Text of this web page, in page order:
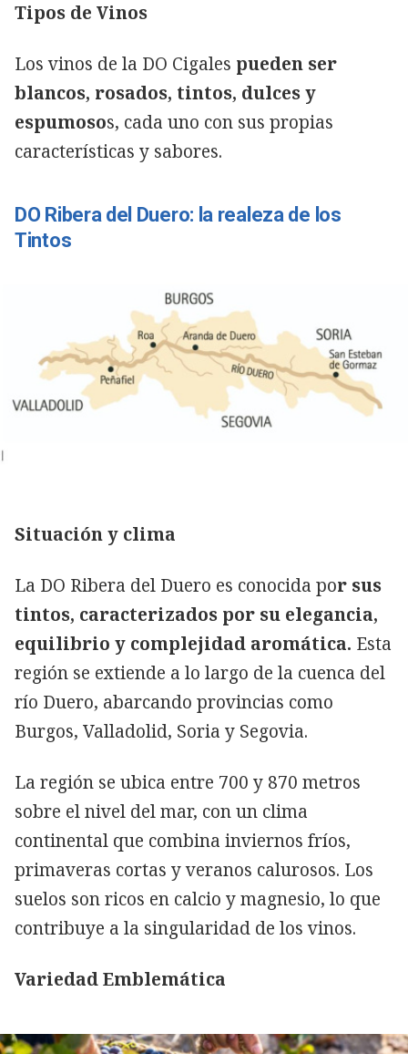
Tipos de Vinos
Los vinos de la DO Cigales pueden ser
blancos, rosados, tintos, dulces y
espumosos, cada uno con sus propias
características y sabores.
DO Ribera del Duero: la realeza de los
Tintos
Situación y clima
La DO Ribera del Duero es conocida por sus
tintos, caracterizados por su elegancia,
equilibrio y complejidad aromática. Esta
región se extiende a lo largo de la cuenca del
río Duero, abarcando provincias como
Burgos, Valladolid, Soria y Segovia.
La región se ubica entre 700 y 870 metros
sobre el nivel del mar, con un clima
continental que combina inviernos fríos,
primaveras cortas y veranos calurosos. Los
suelos son ricos en calcio y magnesio, lo que
contribuye a la singularidad de los vinos.
Variedad Emblemática